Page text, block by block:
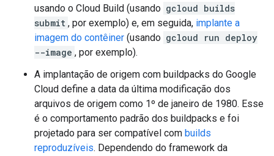
usando o Cloud Build (usando gcloud builds
submit , por exemplo) e, em seguida, implante a
imagem do contêiner (usando gcloud run deploy
--image , por exemplo).
A implantação de origem com buildpacks do Google
Cloud define a data da última modificação dos
arquivos de origem como 1º de janeiro de 1980. Esse
é o comportamento padrão dos buildpacks e foi
projetado para ser compatível com builds
reproduzíveis. Dependendo do framework da